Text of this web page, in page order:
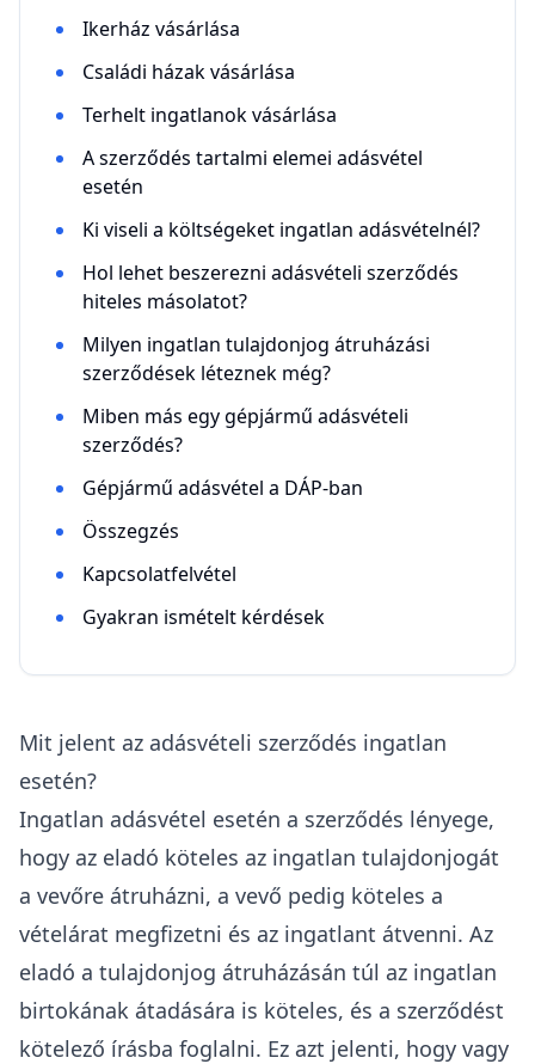
Ikerház vásárlása
Családi házak vásárlása
Terhelt ingatlanok vásárlása
A szerződés tartalmi elemei adásvétel
esetén
Ki viseli a költségeket ingatlan adásvételnél?
Hol lehet beszerezni adásvételi szerződés
hiteles másolatot?
Milyen ingatlan tulajdonjog átruházási
szerződések léteznek még?
Miben más egy gépjármű adásvételi
szerződés?
Gépjármű adásvétel a DÁP-ban
Összegzés
Kapcsolatfelvétel
Gyakran ismételt kérdések
Mit jelent az adásvételi szerződés ingatlan
esetén?
Ingatlan adásvétel esetén a szerződés lényege,
hogy az eladó köteles az ingatlan tulajdonjogát
a vevőre átruházni, a vevő pedig köteles a
vételárat megfizetni és az ingatlant átvenni. Az
eladó a tulajdonjog átruházásán túl az ingatlan
birtokának átadására is köteles, és a szerződést
kötelező írásba foglalni. Ez azt jelenti, hogy vagy